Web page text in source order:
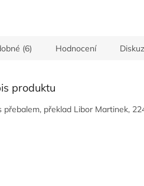
(6) Hodnocení
produktu
přebalem, překlad Libor Martinek,